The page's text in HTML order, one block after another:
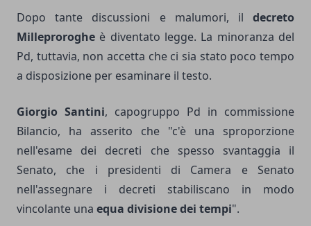
Dopo tante discussioni e malumori, il decreto
Milleproroghe è diventato legge. La minoranza del
Pd, tuttavia, non accetta che ci sia stato poco tempo
a disposizione per esaminare il testo.
Giorgio Santini, capogruppo Pd in commissione
Bilancio, ha asserito che "c'è una sproporzione
nell'esame dei decreti che spesso svantaggia il
Senato, che i presidenti di Camera e Senato
nell'assegnare i decreti stabiliscano in modo
vincolante una equa divisione dei tempi".